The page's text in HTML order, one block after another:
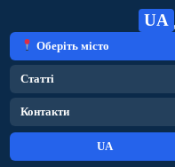
UA
Оберіть місто
Статті
Контакти
UA